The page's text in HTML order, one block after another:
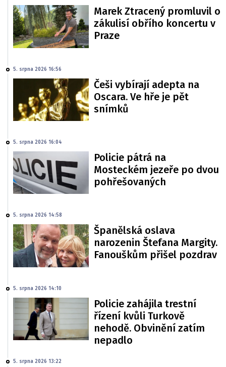
Marek Ztracený promluvil o
zákulisí obřího koncertu v
Praze
5. srpna 2026 16:56
Češi vybírají adepta na
Oscara. Ve hře je pět
snímků
5. srpna 2026 16:04
Policie pátrá na
Mosteckém jezeře po dvou
pohřešovaných
5. srpna 2026 14:58
Španělská oslava
narozenin Štefana Margity.
Fanouškům přišel pozdrav
5. srpna 2026 14:10
Policie zahájila trestní
řízení kvůli Turkově
nehodě. Obvinění zatím
nepadlo
5. srpna 2026 13:22